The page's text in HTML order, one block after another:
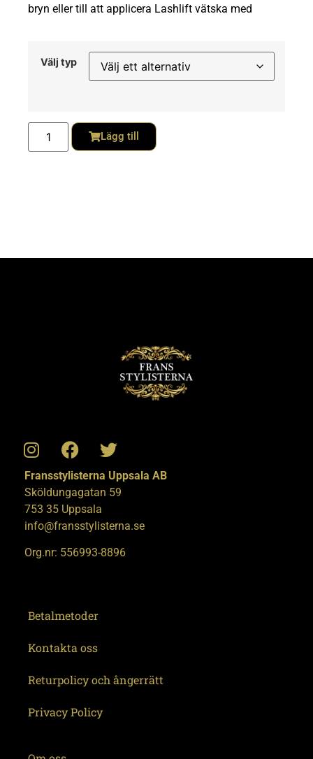
bryn eller till att applicera Lashlift vätska med
Välj typ
Lägg till
Fransstylisterna Uppsala AB
Sköldungagatan 59
753 35 Uppsala
info@fransstylisterna.se
Org.nr: 556993-8896
Betalmetoder
Kontakta oss
Returpolicy och ångerrätt
Privacy Policy